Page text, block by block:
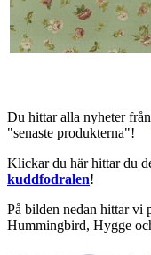
Du hittar alla nyheter från
"senaste produkterna"!
Klickar du här hittar du
kuddfodralen!
På bilden nedan hittar vi
Hummingbird, Hygge